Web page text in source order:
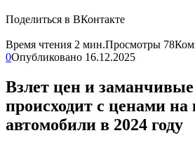
Поделиться в ВКонтакте
Время чтения 2 мин.Просмотры 78
0Опубликовано 16.12.2025
Взлет цен и
происходит с ценами на
автомобили в 2024 году